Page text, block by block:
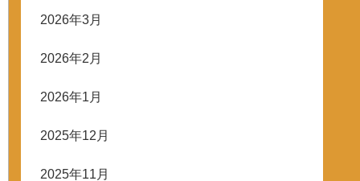
2026年3月
2026年2月
2026年1月
2025年12月
2025年11月